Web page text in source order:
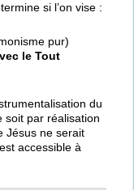
si l’on vise :
pur)
le Tout
du
soit par réalisation
Jésus ne serait
accessible à